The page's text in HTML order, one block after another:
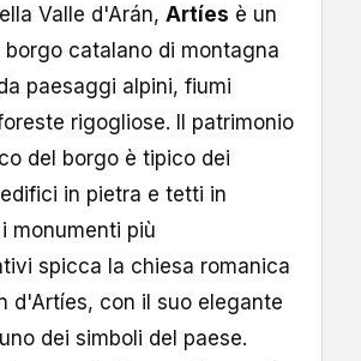
Valle d'Arán, Artíes è un
catalano di montagna
paesaggi alpini, fiumi
rigogliose. Il patrimonio
del borgo è tipico dei
in pietra e tetti in
monumenti più
spicca la chiesa romanica
d'Artíes, con il suo elegante
dei simboli del paese.